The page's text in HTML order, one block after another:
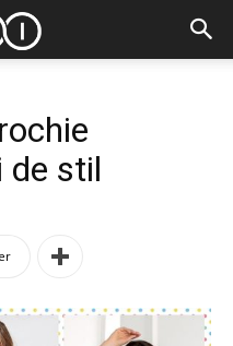
de stil